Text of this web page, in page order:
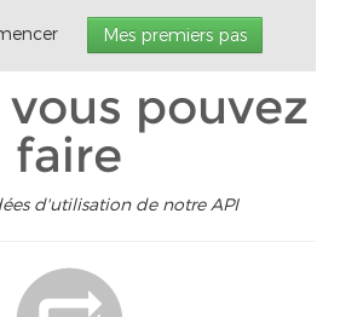
Mes premiers pas
pouvez
faire
d'utilisation de notre API